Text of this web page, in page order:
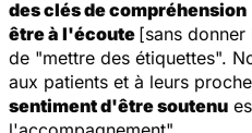
des clés de compréhension
être à l'écoute [sans
de "mettre des étiquettes".
aux patients et à leurs
sentiment d'être soutenu